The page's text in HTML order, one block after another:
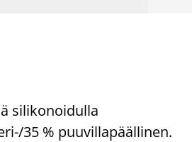
silikonoidulla
35 % puuvillapäällinen.